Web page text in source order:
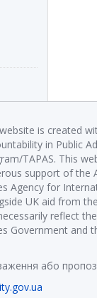
is created
in Public
TAPAS. This
support of the
Agency for
UK aid from
reflect
Government and
або